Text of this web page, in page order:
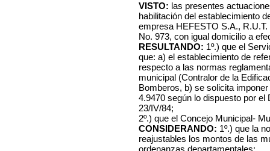
VISTO: las presentes
habilitación del establecimiento
empresa HEFESTO S.A.,
No. 973, con igual domicilio a
RESULTANDO: 1º.) que el
que: a) el establecimiento de
respecto a las normas
municipal (Contralor de la
Bomberos, b) se solicita
4.9470 según lo dispuesto por el
23/IV/84;
2º.) que el Concejo Municipal-
CONSIDERANDO: 1º.) que la
reajustables los montos de las
ordenanzas departamentales;